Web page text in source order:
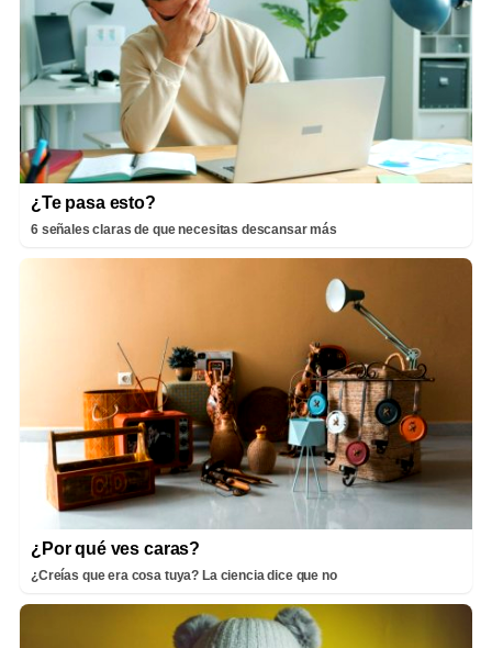
¿Te pasa esto?
6 señales claras de que necesitas descansar más
¿Por qué ves caras?
¿Creías que era cosa tuya? La ciencia dice que no